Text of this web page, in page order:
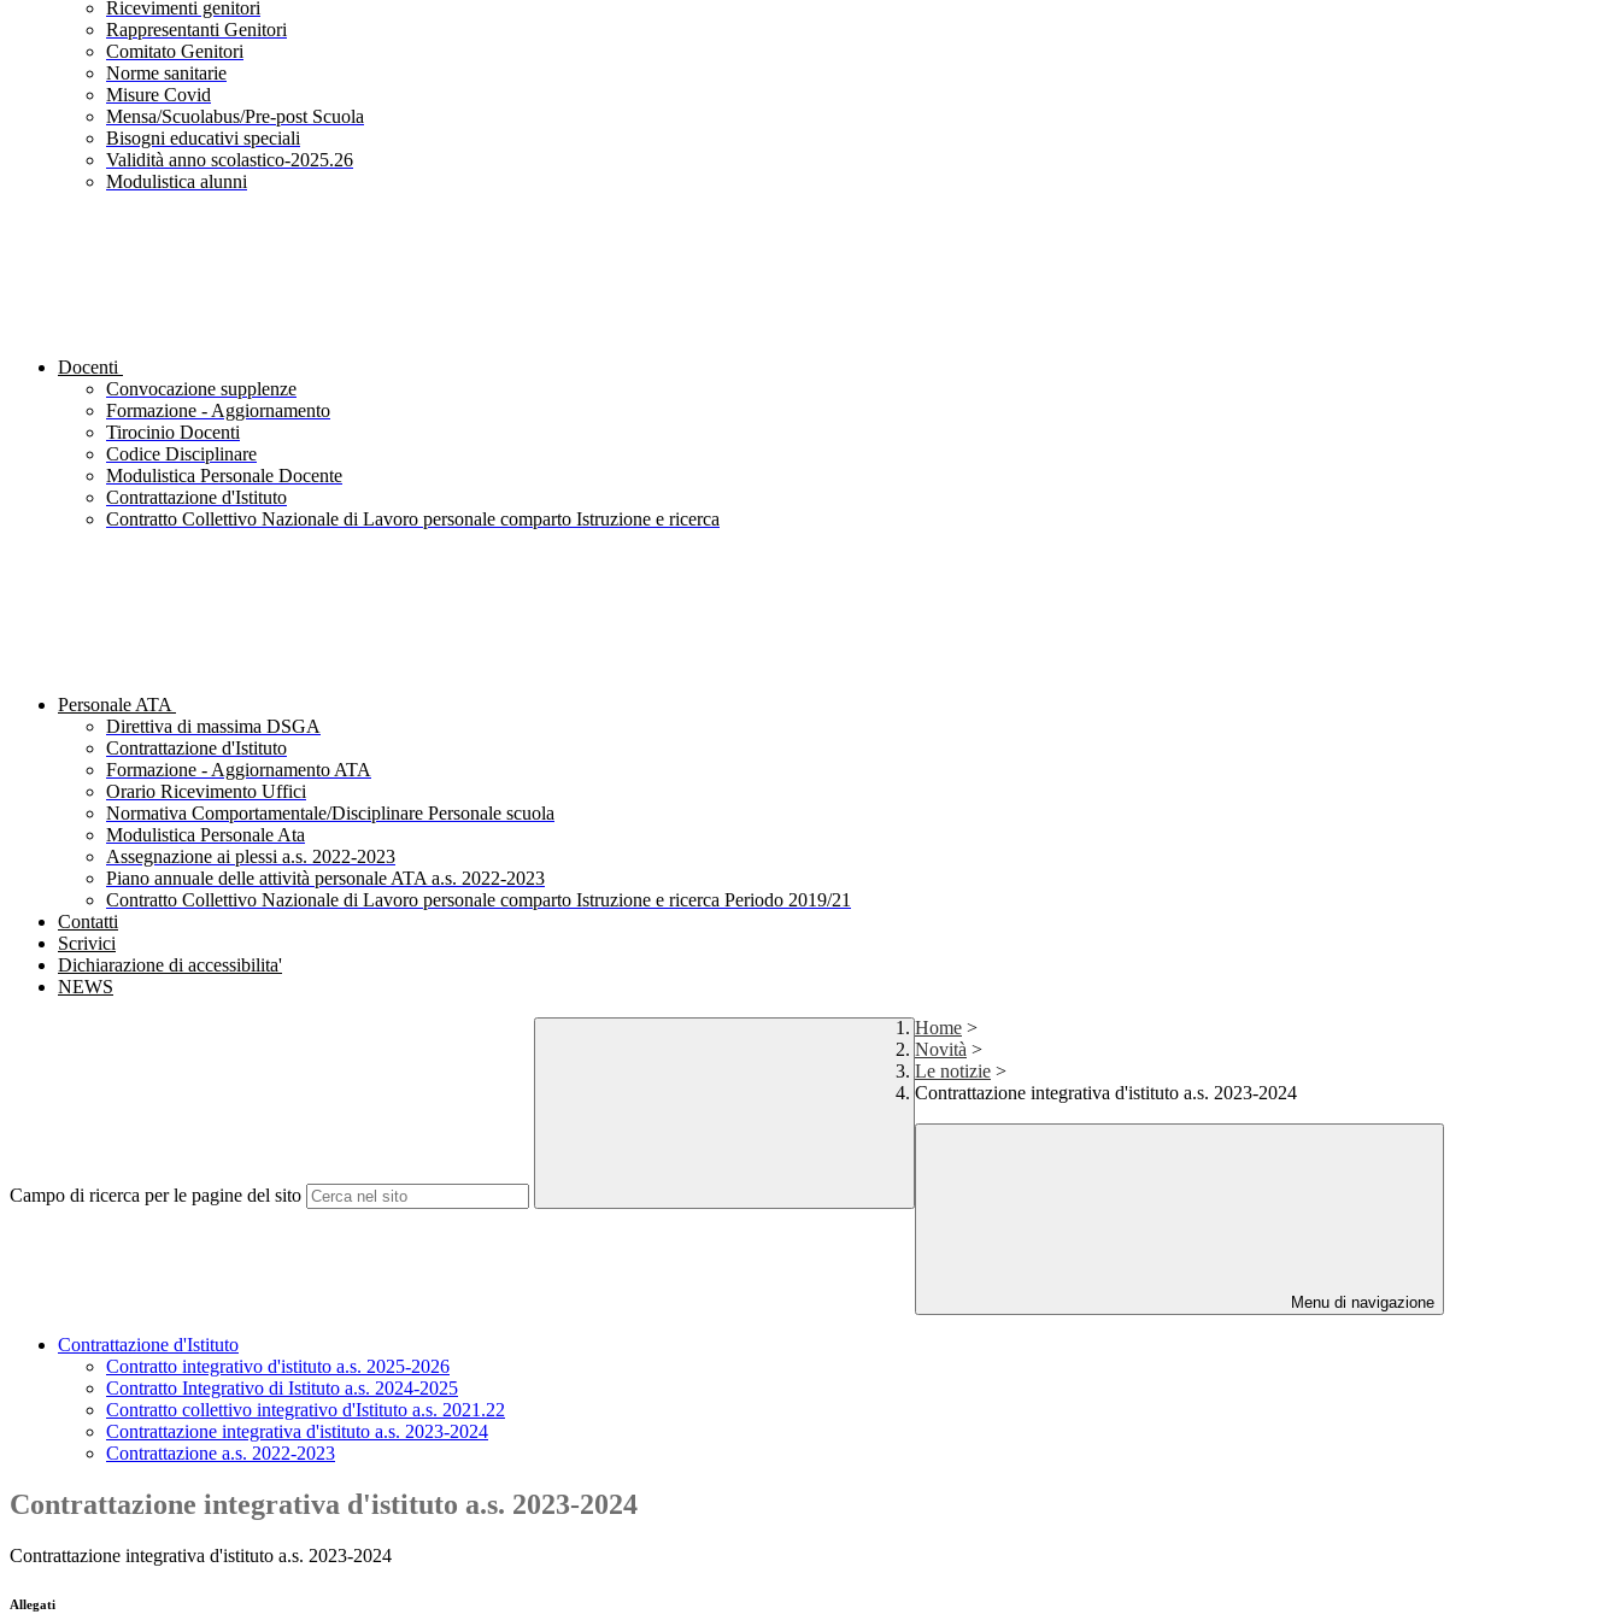
Ricevimenti genitori
Rappresentanti Genitori
Comitato Genitori
Norme sanitarie
Misure Covid
Mensa/Scuolabus/Pre-post Scuola
Bisogni educativi speciali
Validità anno scolastico-2025.26
Modulistica alunni
Docenti
Convocazione supplenze
Formazione - Aggiornamento
Tirocinio Docenti
Codice Disciplinare
Modulistica Personale Docente
Contrattazione d'Istituto
Contratto Collettivo Nazionale di Lavoro personale comparto Istruzione e ricerca
Personale ATA
Direttiva di massima DSGA
Contrattazione d'Istituto
Formazione - Aggiornamento ATA
Orario Ricevimento Uffici
Normativa Comportamentale/Disciplinare Personale scuola
Modulistica Personale Ata
Assegnazione ai plessi a.s. 2022-2023
Piano annuale delle attività personale ATA a.s. 2022-2023
Contratto Collettivo Nazionale di Lavoro personale comparto Istruzione e ricerca Periodo 2019/21
Contatti
Scrivici
Dichiarazione di accessibilita'
NEWS
Campo di ricerca per le pagine del sito
Home >
Novità >
Le notizie >
Contrattazione integrativa d'istituto a.s. 2023-2024
Menu di navigazione
Contrattazione d'Istituto
Contratto integrativo d'istituto a.s. 2025-2026
Contratto Integrativo di Istituto a.s. 2024-2025
Contratto collettivo integrativo d'Istituto a.s. 2021.22
Contrattazione integrativa d'istituto a.s. 2023-2024
Contrattazione a.s. 2022-2023
Contrattazione integrativa d'istituto a.s. 2023-2024
Contrattazione integrativa d'istituto a.s. 2023-2024
Allegati